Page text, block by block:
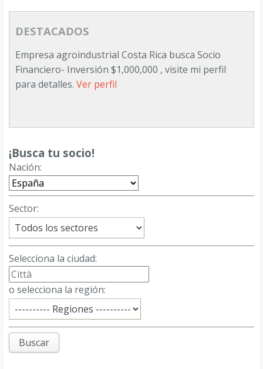
DESTACADOS
Empresa agroindustrial Costa Rica busca Socio
Financiero- Inversión $1,000,000 , visite mi perfil
para detalles.Ver perfil
100 PAÍSES / VIAJES TRADING BIENESTAR
perfil
ECORP: Agencia de Esports ubicada en Alicante
Buscamos socios inversores
BUSCO SOCIO CAPITALISTA PARA CRECER
DISTRIBUCIÓN DE PRODUCTOS ARTESANALES
BASE MUÑEKITA KITAPENAS #grupomyademexico
Ver perfil
¿Quieres que tu anuncio aparezca en este espacio?
Suscríbete a la fórmula
Premium Investor
¡Busca tu socio!
Nación:
Sector:
Selecciona la ciudad:
o selecciona la región: